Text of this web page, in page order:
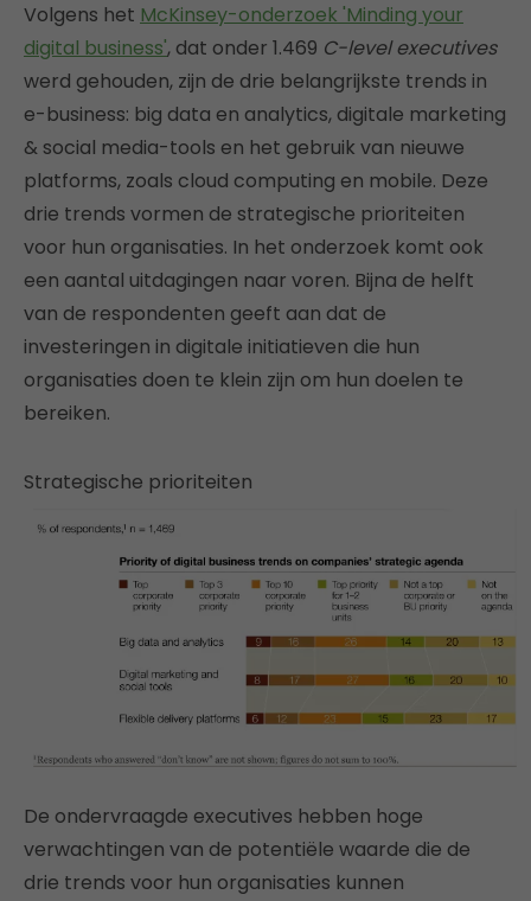
Volgens het McKinsey-onderzoek 'Minding your
digital business', dat onder 1.469 C-level executives
werd gehouden, zijn de drie belangrijkste trends in
e-business: big data en analytics, digitale marketing
& social media-tools en het gebruik van nieuwe
platforms, zoals cloud computing en mobile. Deze
drie trends vormen de strategische prioriteiten
voor hun organisaties. In het onderzoek komt ook
een aantal uitdagingen naar voren. Bijna de helft
van de respondenten geeft aan dat de
investeringen in digitale initiatieven die hun
organisaties doen te klein zijn om hun doelen te
bereiken.
Strategische prioriteiten
De ondervraagde executives hebben hoge
verwachtingen van de potentiële waarde die de
drie trends voor hun organisaties kunnen